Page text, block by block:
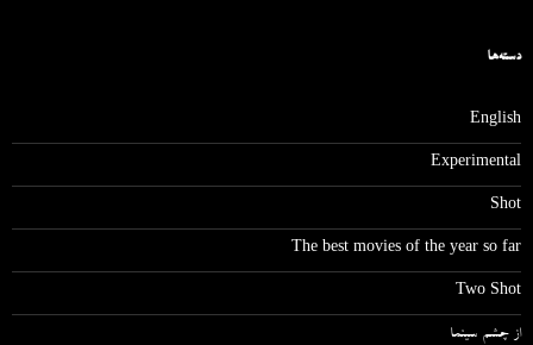
دسته‌ها
English
Experimental
Shot
The best movies of the year so far
Two Shot
از چشم سینما